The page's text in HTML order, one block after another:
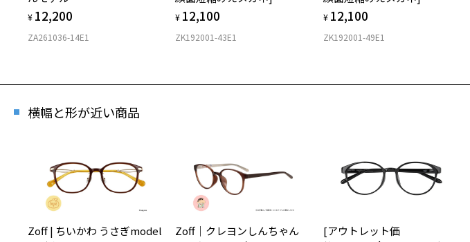
¥ 12,200
ZA261036-14E1
¥ 12,100
ZK192001-43E1
¥ 12,100
ZK192001-49E1
横幅と形が近い商品
Zoff | ちいかわ うさぎmodel
Zoff｜クレヨンしんちゃん
[アウトレット価